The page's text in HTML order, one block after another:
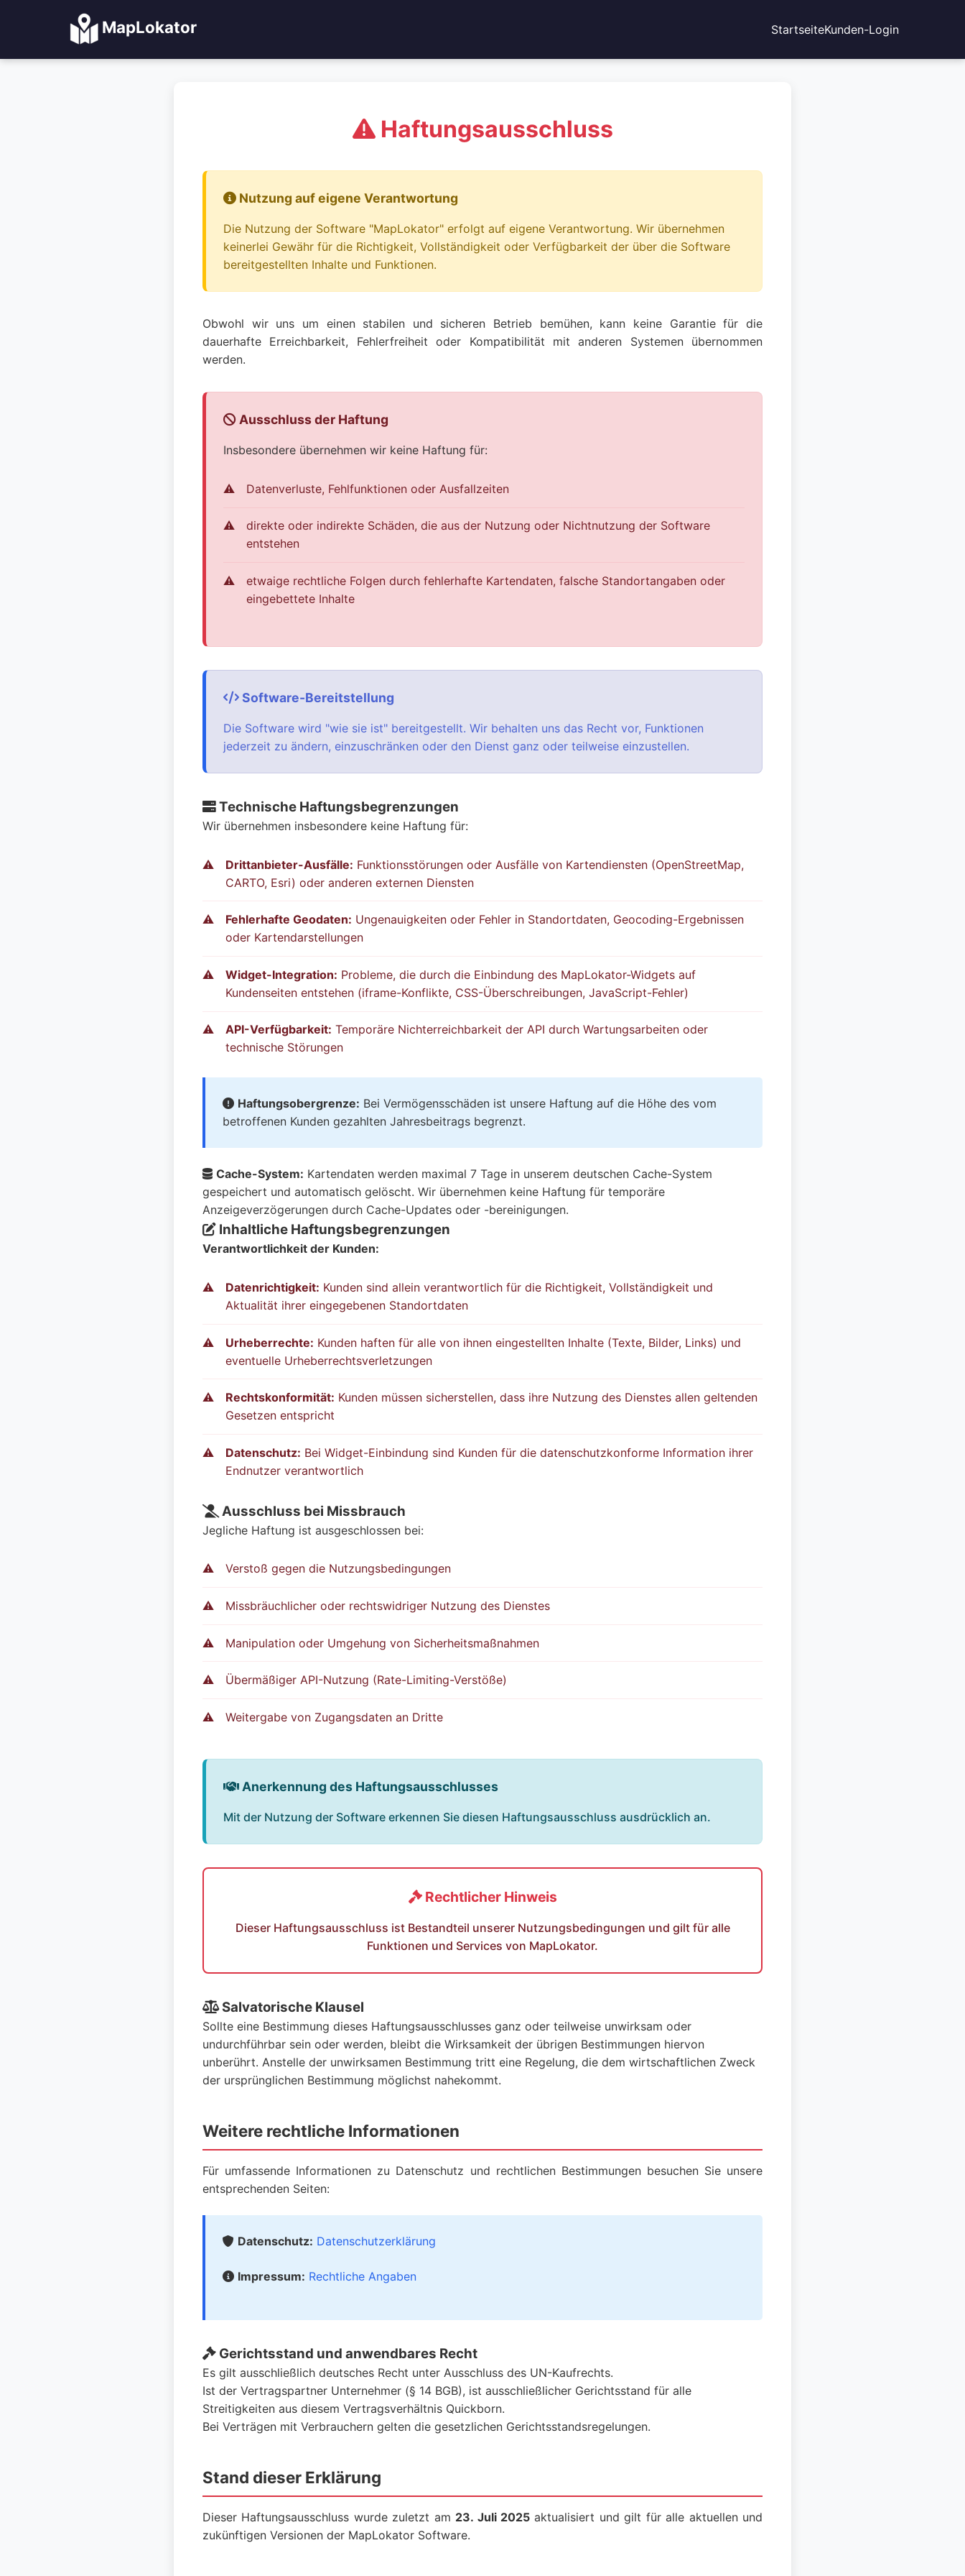
MapLokator StartseiteKunden-Login
Haftungsausschluss
Nutzung auf eigene Verantwortung
Die Nutzung der Software "MapLokator" erfolgt auf eigene Verantwortung. Wir übernehmen
keinerlei Gewähr für die Richtigkeit, Vollständigkeit oder Verfügbarkeit der über die Software
bereitgestellten Inhalte und Funktionen.
Obwohl wir uns um einen stabilen und sicheren Betrieb bemühen, kann keine Garantie für die
dauerhafte Erreichbarkeit, Fehlerfreiheit oder Kompatibilität mit anderen Systemen übernommen
werden.
Ausschluss der Haftung
Insbesondere übernehmen wir keine Haftung für:
Datenverluste, Fehlfunktionen oder Ausfallzeiten
direkte oder indirekte Schäden, die aus der Nutzung oder Nichtnutzung der Software
entstehen
etwaige rechtliche Folgen durch fehlerhafte Kartendaten, falsche Standortangaben oder
eingebettete Inhalte
Software-Bereitstellung
Die Software wird "wie sie ist" bereitgestellt. Wir behalten uns das Recht vor, Funktionen
jederzeit zu ändern, einzuschränken oder den Dienst ganz oder teilweise einzustellen.
Technische Haftungsbegrenzungen
Wir übernehmen insbesondere keine Haftung für:
Drittanbieter-Ausfälle: Funktionsstörungen oder Ausfälle von Kartendiensten (OpenStreetMap,
CARTO, Esri) oder anderen externen Diensten
Fehlerhafte Geodaten: Ungenauigkeiten oder Fehler in Standortdaten, Geocoding-Ergebnissen
oder Kartendarstellungen
Widget-Integration: Probleme, die durch die Einbindung des MapLokator-Widgets auf
Kundenseiten entstehen (iframe-Konflikte, CSS-Überschreibungen, JavaScript-Fehler)
API-Verfügbarkeit: Temporäre Nichterreichbarkeit der API durch Wartungsarbeiten oder
technische Störungen
Haftungsobergrenze: Bei Vermögensschäden ist unsere Haftung auf die Höhe des vom
betroffenen Kunden gezahlten Jahresbeitrags begrenzt.
Cache-System: Kartendaten werden maximal 7 Tage in unserem deutschen Cache-System
gespeichert und automatisch gelöscht. Wir übernehmen keine Haftung für temporäre
Anzeigeverzögerungen durch Cache-Updates oder -bereinigungen.
Inhaltliche Haftungsbegrenzungen
Verantwortlichkeit der Kunden:
Datenrichtigkeit: Kunden sind allein verantwortlich für die Richtigkeit, Vollständigkeit und
Aktualität ihrer eingegebenen Standortdaten
Urheberrechte: Kunden haften für alle von ihnen eingestellten Inhalte (Texte, Bilder, Links) und
eventuelle Urheberrechtsverletzungen
Rechtskonformität: Kunden müssen sicherstellen, dass ihre Nutzung des Dienstes allen geltenden
Gesetzen entspricht
Datenschutz: Bei Widget-Einbindung sind Kunden für die datenschutzkonforme Information ihrer
Endnutzer verantwortlich
Ausschluss bei Missbrauch
Jegliche Haftung ist ausgeschlossen bei:
Verstoß gegen die Nutzungsbedingungen
Missbräuchlicher oder rechtswidriger Nutzung des Dienstes
Manipulation oder Umgehung von Sicherheitsmaßnahmen
Übermäßiger API-Nutzung (Rate-Limiting-Verstöße)
Weitergabe von Zugangsdaten an Dritte
Anerkennung des Haftungsausschlusses
Mit der Nutzung der Software erkennen Sie diesen Haftungsausschluss ausdrücklich an.
Rechtlicher Hinweis
Dieser Haftungsausschluss ist Bestandteil unserer Nutzungsbedingungen und gilt für alle
Funktionen und Services von MapLokator.
Salvatorische Klausel
Sollte eine Bestimmung dieses Haftungsausschlusses ganz oder teilweise unwirksam oder
undurchführbar sein oder werden, bleibt die Wirksamkeit der übrigen Bestimmungen hiervon
unberührt. Anstelle der unwirksamen Bestimmung tritt eine Regelung, die dem wirtschaftlichen Zweck
der ursprünglichen Bestimmung möglichst nahekommt.
Weitere rechtliche Informationen
Für umfassende Informationen zu Datenschutz und rechtlichen Bestimmungen besuchen Sie unsere
entsprechenden Seiten:
Datenschutz: Datenschutzerklärung
Impressum: Rechtliche Angaben
Gerichtsstand und anwendbares Recht
Es gilt ausschließlich deutsches Recht unter Ausschluss des UN-Kaufrechts.
Ist der Vertragspartner Unternehmer (§ 14 BGB), ist ausschließlicher Gerichtsstand für alle
Streitigkeiten aus diesem Vertragsverhältnis Quickborn.
Bei Verträgen mit Verbrauchern gelten die gesetzlichen Gerichtsstandsregelungen.
Stand dieser Erklärung
Dieser Haftungsausschluss wurde zuletzt am 23. Juli 2025 aktualisiert und gilt für alle aktuellen und
zukünftigen Versionen der MapLokator Software.